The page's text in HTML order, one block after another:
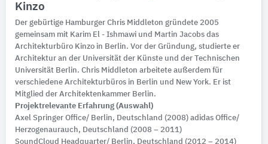
Kinzo
Der gebürtige Hamburger Chris Middleton gründete 2005
gemeinsam mit Karim El - Ishmawi und Martin Jacobs das
Architekturbüro Kinzo in Berlin. Vor der Gründung, studierte er
Architektur an der Universität der Künste und der Technischen
Universität Berlin. Chris Middleton arbeitete außerdem für
verschiedene Architekturbüros in Berlin und New York. Er ist
Mitglied der Architektenkammer Berlin.
Projektrelevante Erfahrung (Auswahl)
Axel Springer Office/ Berlin, Deutschland (2008) adidas Office/
Herzogenaurauch, Deutschland (2008 – 2011)
SoundCloud Headquarter/ Berlin, Deutschland (2012 – 2014)